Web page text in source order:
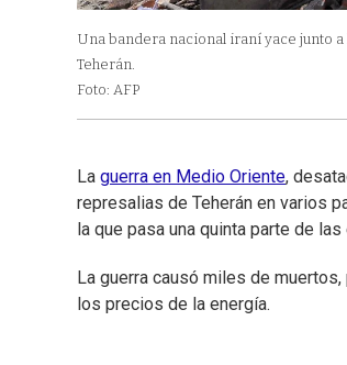
Una bandera nacional iraní yace junto
Teherán.
Foto: AFP
La guerra en Medio Oriente,
represalias de Teherán en varios
la que pasa una quinta parte de
La guerra causó miles de
los precios de la energía.